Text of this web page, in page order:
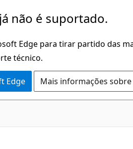
não é suportado.
Edge para tirar partido das
técnico.
Edge Mais informações